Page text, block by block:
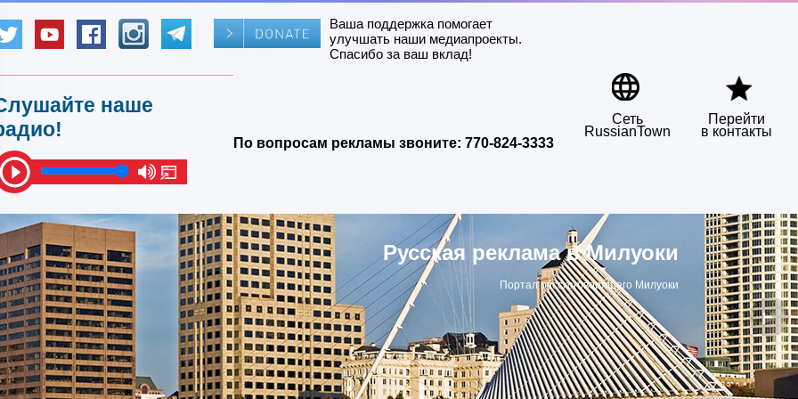
Ваша поддержка помогает
улучшать наши медиапроекты.
Спасибо за ваш вклад!
наше
По вопросам рекламы звоните: 770-824-3333
Сеть
RussianTown
Перейти
в контакты
Русская реклама в Милуоки
Портал русскоговорящего Милуоки
▶